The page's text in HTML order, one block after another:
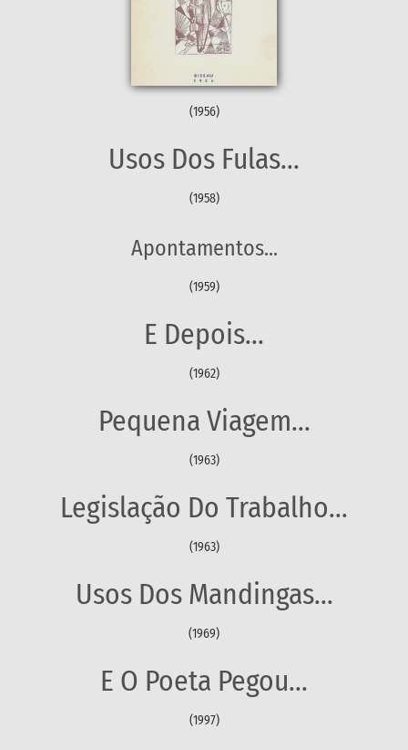
(1956)
Usos Dos Fulas...
(1958)
Apontamentos...
(1959)
E Depois...
(1962)
Pequena Viagem...
(1963)
Legislação Do Trabalho...
(1963)
Usos Dos Mandingas...
(1969)
E O Poeta Pegou...
(1997)